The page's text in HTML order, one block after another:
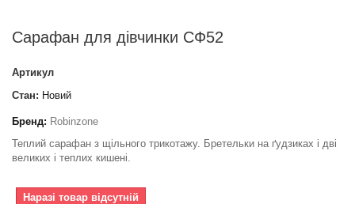
Сарафан для дівчинки СФ52
Артикул
Стан: Новий
Бренд: Robinzone
Теплий сарафан з щільного трикотажу. Бретельки на ґудзиках і дві
великих і теплих кишені.
Наразі товар відсутній